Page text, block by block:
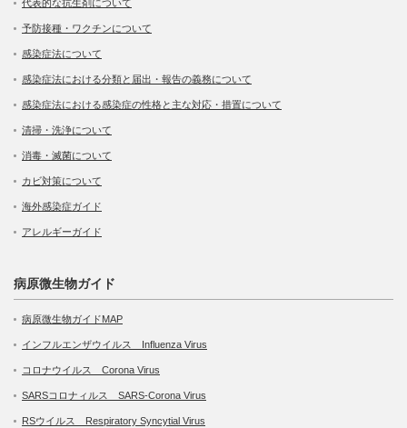
代表的な抗生剤について
予防接種・ワクチンについて
感染症法について
感染症法における分類と届出・報告の義務について
感染症法における感染症の性格と主な対応・措置について
清掃・洗浄について
消毒・滅菌について
カビ対策について
海外感染症ガイド
アレルギーガイド
病原微生物ガイド
病原微生物ガイドMAP
インフルエンザウイルス Influenza Virus
コロナウイルス Corona Virus
SARSコロナィルス SARS-Corona Virus
RSウイルス Respiratory Syncytial Virus